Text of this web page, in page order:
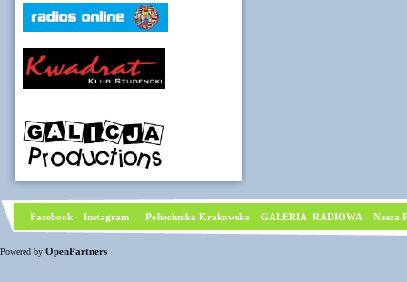
Facebook Instagram Poliechnika Krakowska GALERIA RADIOWA Nasza
Powered by OpenPartners